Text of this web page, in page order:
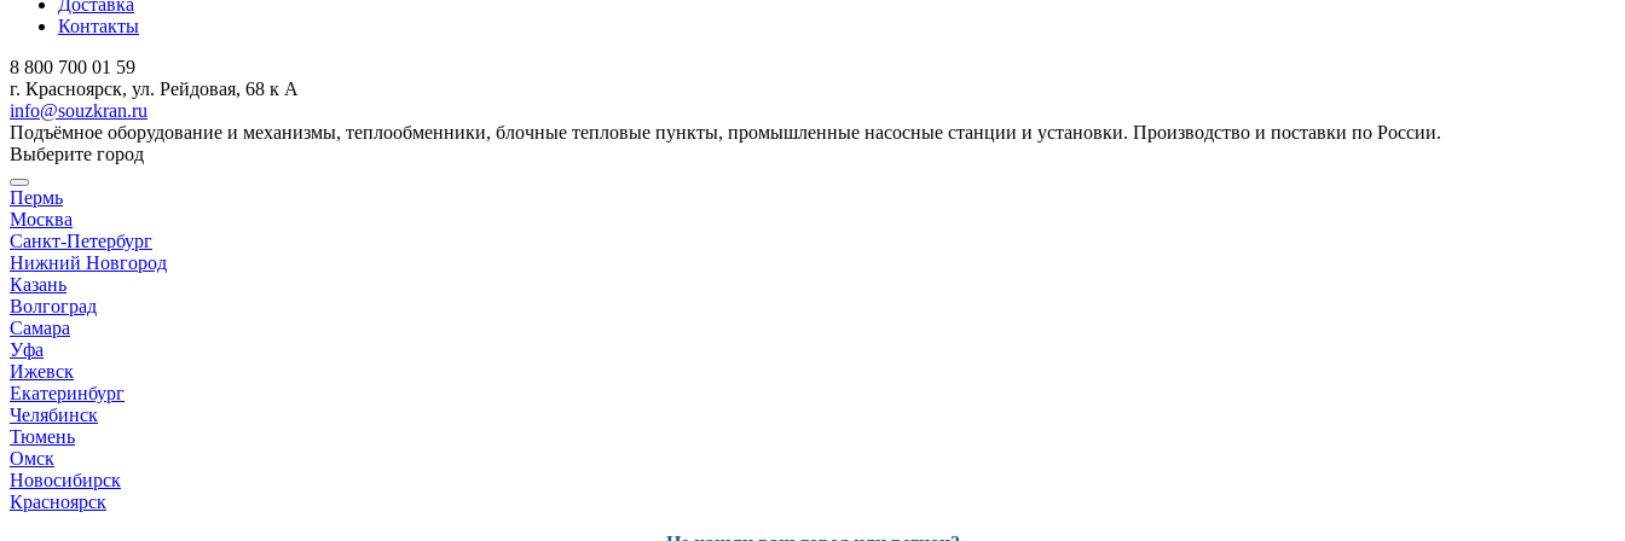
Контакты
8 800 700 01 59
г. Красноярск, ул. Рейдовая, 68 к А
info@souzkran.ru
Подъёмное оборудование и механизмы, теплообменники, блочные тепловые пункты, промышленные насосные станции и установки. Производство и поставки по России.
Выберите город
Пермь
Москва
Санкт-Петербург
Нижний Новгород
Казань
Волгоград
Самара
Уфа
Ижевск
Екатеринбург
Челябинск
Тюмень
Омск
Новосибирск
Красноярск